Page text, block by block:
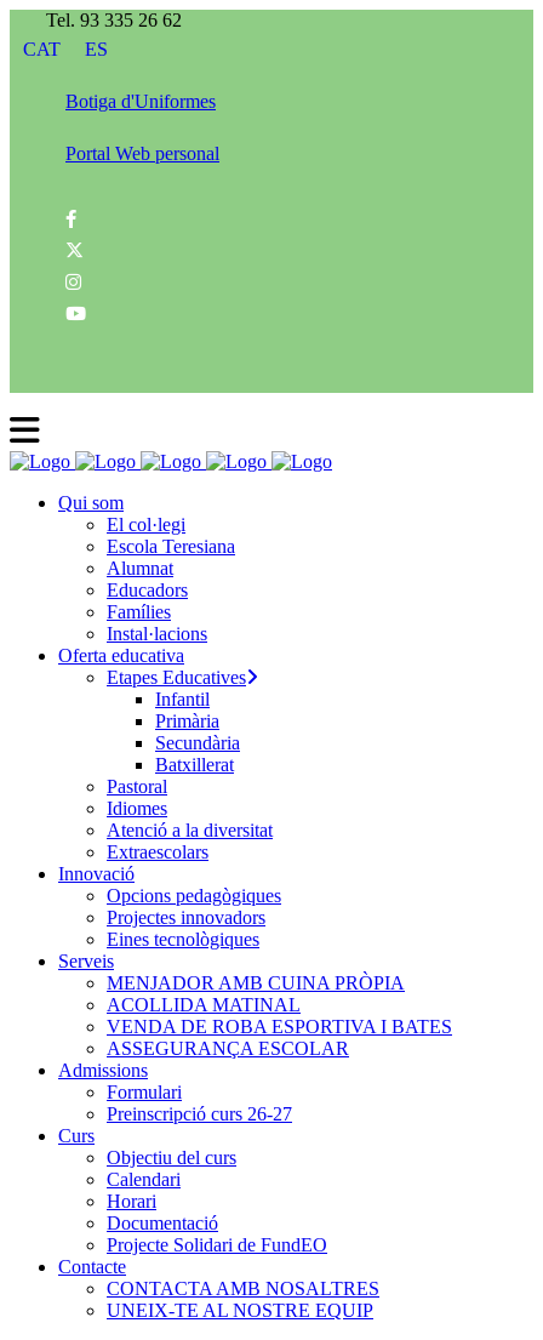
Tel. 93 335 26 62
CAT
ES
Botiga d'Uniformes
Portal Web personal
Qui som
El col·legi
Escola Teresiana
Alumnat
Educadors
Famílies
Instal·lacions
Oferta educativa
Etapes Educatives
Infantil
Primària
Secundària
Batxillerat
Pastoral
Idiomes
Atenció a la diversitat
Extraescolars
Innovació
Opcions pedagògiques
Projectes innovadors
Eines tecnològiques
Serveis
MENJADOR AMB CUINA PRÒPIA
ACOLLIDA MATINAL
VENDA DE ROBA ESPORTIVA I BATES
ASSEGURANÇA ESCOLAR
Admissions
Formulari
Preinscripció curs 26-27
Curs
Objectiu del curs
Calendari
Horari
Documentació
Projecte Solidari de FundEO
Contacte
CONTACTA AMB NOSALTRES
UNEIX-TE AL NOSTRE EQUIP